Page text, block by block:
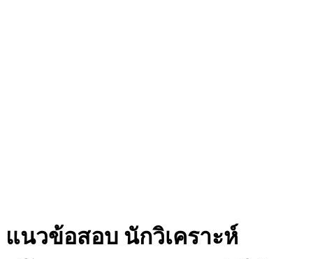
แนวข้อสอบ นักวิเคราะห์